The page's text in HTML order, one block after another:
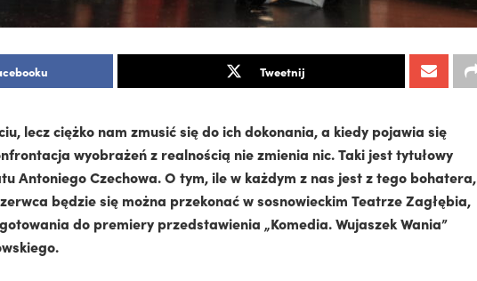
Tweetnij
lecz ciężko nam zmusić się do ich dokonania, a kiedy pojawia się
wyobrażeń z realnością nie zmienia nic. Taki jest tytułowy
Antoniego Czechowa. O tym, ile w każdym z nas jest z tego bohatera,
będzie się można przekonać w sosnowieckim Teatrze Zagłębia,
do premiery przedstawienia „Komedia. Wujaszek Wania”